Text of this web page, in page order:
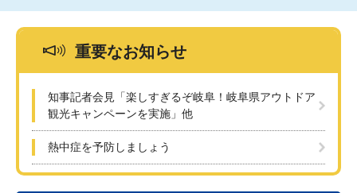
重要なお知らせ
知事記者会見「楽しすぎるぞ岐阜！岐阜県アウトドア
観光キャンペーンを実施」他
熱中症を予防しましょう